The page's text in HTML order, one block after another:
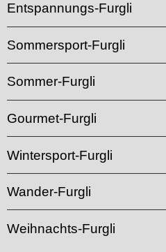
Entspannungs-Furgli
Sommersport-Furgli
Sommer-Furgli
Gourmet-Furgli
Wintersport-Furgli
Wander-Furgli
Weihnachts-Furgli